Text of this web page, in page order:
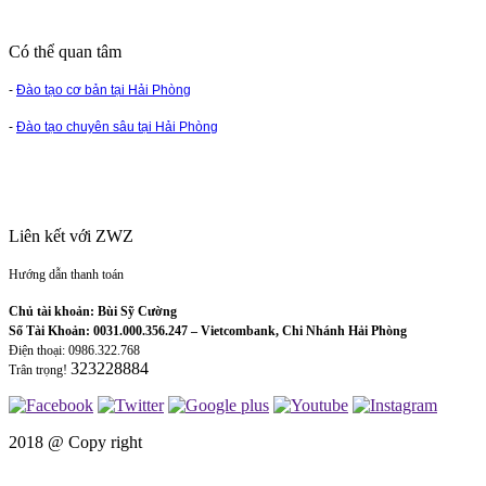
Có thể quan tâm
- Đào tạo cơ bản tại Hải Phòng
- Đào tạo chuyên sâu tại Hải Phòng
Liên kết với ZWZ
Hướng dẫn thanh toán
Chủ tài khoản: Bùi Sỹ Cường
Số Tài Khoản: 0031.000.356.247 – Vietcombank, Chi Nhánh Hải Phòng
Điện thoại: 0986.322.768
Trân trọng! 323228884
2018 @ Copy right